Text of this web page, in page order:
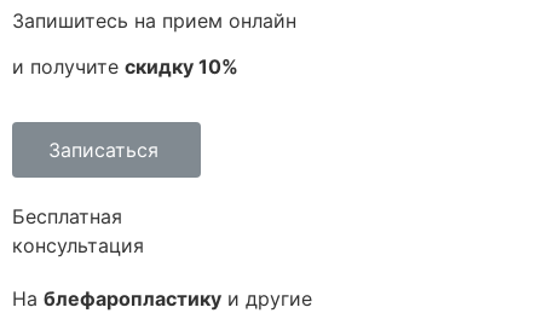
Запишитесь на прием онлайн
и получите скидку 10%
Записаться
Бесплатная
консультация
На блефаропластику и другие